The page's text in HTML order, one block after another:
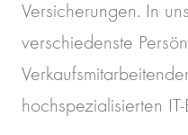
Versicherungen. In
verschiedenste
hochspezialisierten